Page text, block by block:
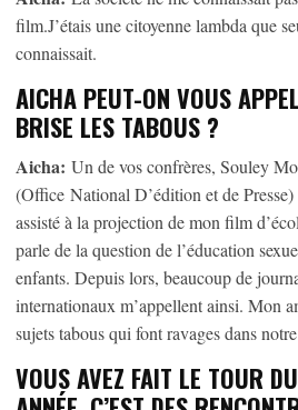
film.J’étais une citoyenne lambda que
connaissait.
AICHA PEUT-ON VOUS
BRISE LES TABOUS ?
Aicha: Un de vos confrères, Souley
(Office National D’édition et de
assisté à la projection de mon film
parle de la question de l’éducation
enfants. Depuis lors, beaucoup de
internationaux m’appellent ainsi. Mon
sujets tabous qui font ravages dans
VOUS AVEZ FAIT LE TOUR